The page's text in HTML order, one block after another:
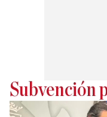
Subvención